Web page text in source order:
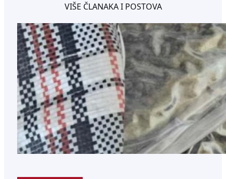
VIŠE ČLANAKA I POSTOVA